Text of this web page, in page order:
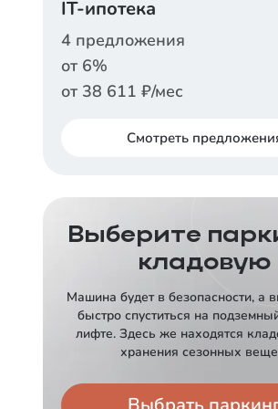
Ставка
от12,5%
Срок
30 лет от68 731
Заказать
от13,89%
Платеж в месяц
Заказать
СБЕРБАНК
IT-ипотека
4 предложения
от 6%
от 38 611 ₽/мес
Смотреть
Ставка
30 лет от38 611₽
Заказать
ДОМ.РФ
Выберите
кладовую
Машина будет в безопасности, а
быстро спуститься на
лифте. Здесь же находятся
хранения сезонных